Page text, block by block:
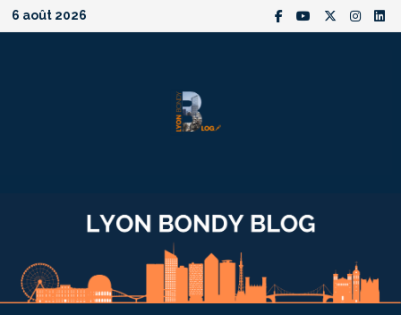
Passer
au
6 août 2026